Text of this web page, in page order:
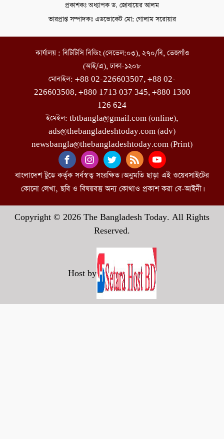
প্রকাশকঃ অধ্যাপক ড. জোবায়ের আলম
ভারপ্রাপ্ত সম্পাদকঃ এডভোকেট মো: গোলাম সরোয়ার
কার্যালয় : বিটিটিসি বিল্ডিং (লেভেল:০৩), ২৭০/বি, তেজগাঁও
(আই/এ), ঢাকা-১২০৮
মোবাইল: +88 02-226603507, +88 02-
226603508, +880 1713 037 345, +880 1300
126 624
ইমেইল: tbtbangla@gmail.com (online),
ads@thebangladeshtoday.com (adv)
newsbangla@thebangladeshtoday.com (Print)
বাংলাদেশ টুডে কর্তৃক সর্বস্বত্ব সংরক্ষিত। অনুমতি ছাড়া এই ওয়েবসাইটের
কোনো লেখা, ছবি ও বিষয়বস্তু অন্য কোথাও প্রকাশ করা বে-আইনী।
Copyright © 2026 The Bangladesh Today. All Rights
Reserved.
Host by